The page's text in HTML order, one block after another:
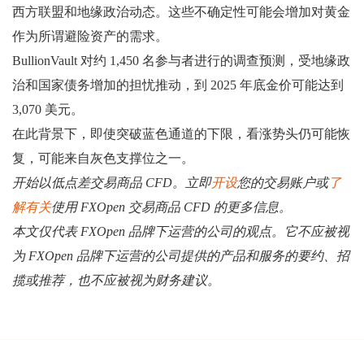
西方联盟和地缘政治动态。这些不确定性可能会增加对黄金
作为所谓避险资产的需求。
BullionVault 对约 1,450 名参与者进行的调查预测，受地缘政
治和国家债务增加的担忧推动，到 2025 年底金价可能达到
3,070 美元。
在此背景下，即使突破蓝色通道的下限，看涨势头仍可能恢
复，可能来自灰色支撑位之一。
开始以低点差交易商品 CFD。立即开设您的交易账户或了
解有关使用 FXOpen 交易商品 CFD 的更多信息。
本文仅代表 FXOpen 品牌下运营的公司的观点。它不应被视
为 FXOpen 品牌下运营的公司提供的产品和服务的要约、招
揽或推荐，也不应被视为财务建议。